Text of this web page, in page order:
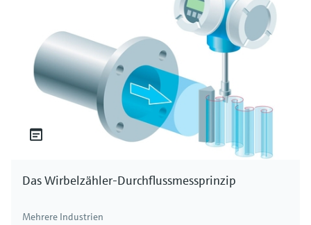
Das Wirbelzähler-Durchflussmessprinzip
Mehrere Industrien